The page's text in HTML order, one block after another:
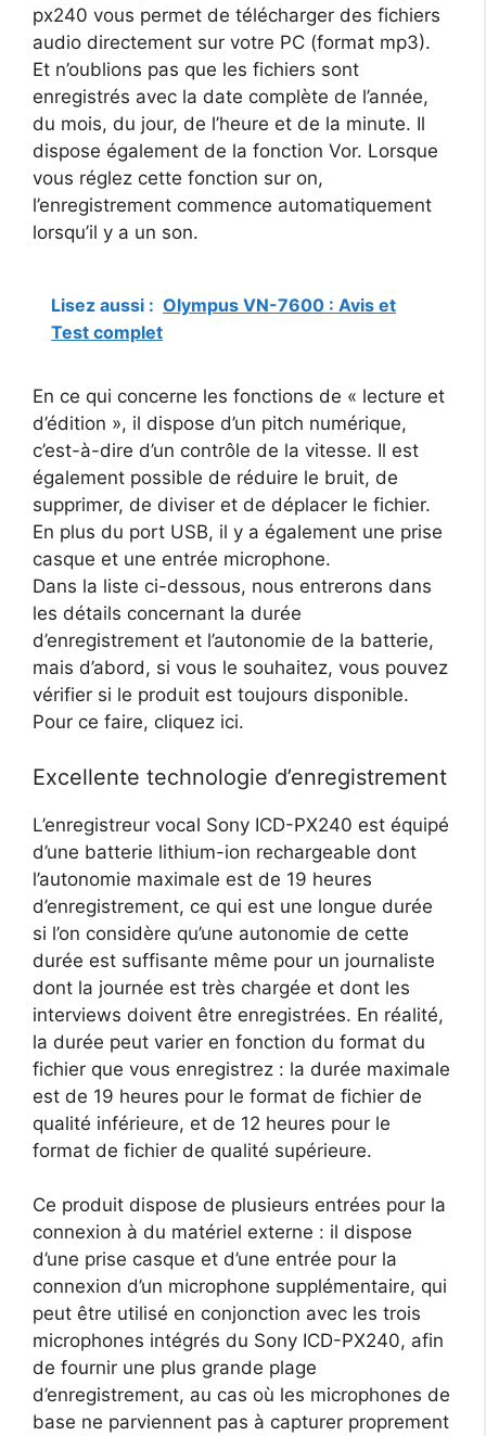
px240 vous permet de télécharger des fichiers
audio directement sur votre PC (format mp3).
Et n’oublions pas que les fichiers sont
enregistrés avec la date complète de l’année,
du mois, du jour, de l’heure et de la minute. Il
dispose également de la fonction Vor. Lorsque
vous réglez cette fonction sur on,
l’enregistrement commence automatiquement
lorsqu’il y a un son.
Lisez aussi : Olympus VN-7600 : Avis et
Test complet
En ce qui concerne les fonctions de « lecture et
d’édition », il dispose d’un pitch numérique,
c’est-à-dire d’un contrôle de la vitesse. Il est
également possible de réduire le bruit, de
supprimer, de diviser et de déplacer le fichier.
En plus du port USB, il y a également une prise
casque et une entrée microphone.
Dans la liste ci-dessous, nous entrerons dans
les détails concernant la durée
d’enregistrement et l’autonomie de la batterie,
mais d’abord, si vous le souhaitez, vous pouvez
vérifier si le produit est toujours disponible.
Pour ce faire, cliquez ici.
Excellente technologie d’enregistrement
L’enregistreur vocal Sony ICD-PX240 est équipé
d’une batterie lithium-ion rechargeable dont
l’autonomie maximale est de 19 heures
d’enregistrement, ce qui est une longue durée
si l’on considère qu’une autonomie de cette
durée est suffisante même pour un journaliste
dont la journée est très chargée et dont les
interviews doivent être enregistrées. En réalité,
la durée peut varier en fonction du format du
fichier que vous enregistrez : la durée maximale
est de 19 heures pour le format de fichier de
qualité inférieure, et de 12 heures pour le
format de fichier de qualité supérieure.
Ce produit dispose de plusieurs entrées pour la
connexion à du matériel externe : il dispose
d’une prise casque et d’une entrée pour la
connexion d’un microphone supplémentaire, qui
peut être utilisé en conjonction avec les trois
microphones intégrés du Sony ICD-PX240, afin
de fournir une plus grande plage
d’enregistrement, au cas où les microphones de
base ne parviennent pas à capturer proprement